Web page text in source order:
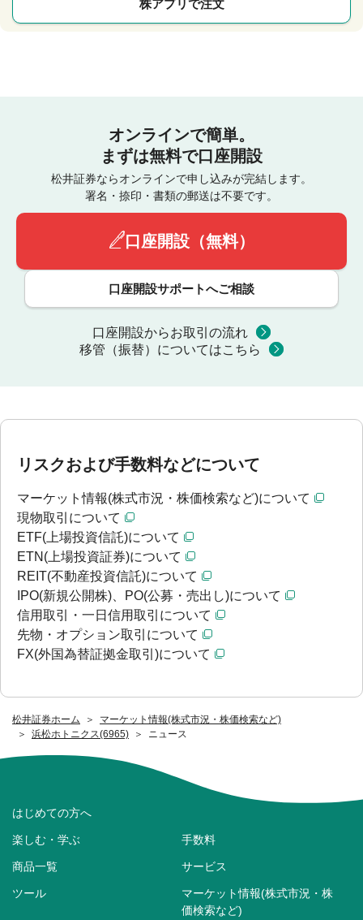
松井証券ホーム
マーケット情報(株式市況・株価検索など)
浜松ホトニクス(6965)
ニュース
株アプリで注文
オンラインで簡単。
まずは無料で口座開設
松井証券ならオンラインで申し込みが完結します。
署名・捺印・書類の郵送は不要です。
口座開設（無料）
口座開設サポートへご相談
口座開設からお取引の流れ
移管（振替）についてはこちら
リスクおよび手数料などについて
マーケット情報(株式市況・株価検索など)について
現物取引について
ETF(上場投資信託)について
ETN(上場投資証券)について
REIT(不動産投資信託)について
IPO(新規公開株)、PO(公募・売出し)について
信用取引・一日信用取引について
先物・オプション取引について
FX(外国為替証拠金取引)について
はじめての方へ
楽しむ・学ぶ 手数料
商品一覧 サービス
ツール
マーケット情報(株式市況・株
価検索など)